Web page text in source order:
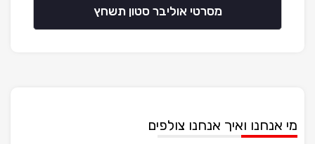
מסרטי אוליבר סטון תשחץ
מי אנחנו ואיך אנחנו צולפים